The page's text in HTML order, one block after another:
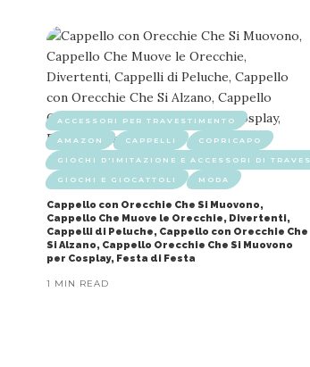
ACCESSORI PER TRAVESTIMENTO
AMAZON CAPPELLI COPRICAPO
GIOCHI D'IMITAZIONE E ACCESSORI DI
GIOCHI E GIOCATTOLI MODA
Cappello con Orecchie Che Si Muovono,
Cappello Che Muove le Orecchie, Divertenti,
Cappelli di Peluche, Cappello con Orecchie Che
Si Alzano, Cappello Orecchie Che Si Muovono
per Cosplay, Festa di Festa
1 MIN READ